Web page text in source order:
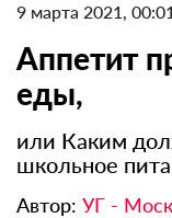
9 марта 2021, 00:01
Аппетит
еды,
или Каким
школьное
Автор: УГ -